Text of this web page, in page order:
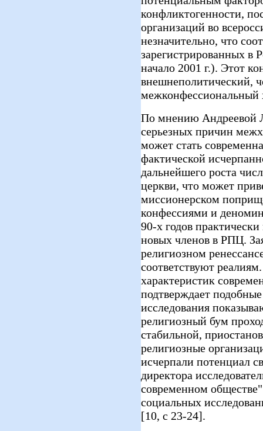
конфликтогенности,
организаций во
незначительно, что
зарегистрированных в
начало 2001 г.). Этот
внешнеполитический,
межконфессиональный
По мнению Андреевой
серьезных причин
может стать
фактической
дальнейшего роста
церкви, что может
миссионерском
конфессиями и
90-х годов
новых членов в РПЦ.
религиозном
соответствуют
характеристик
подтверждает
исследования
религиозный бум
стабильной,
религиозные
исчерпали потенциал
директора
современном
социальных
[10, с 23-24].